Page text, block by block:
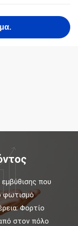
που
φωτισμό
Φορτίο
στον πόλο